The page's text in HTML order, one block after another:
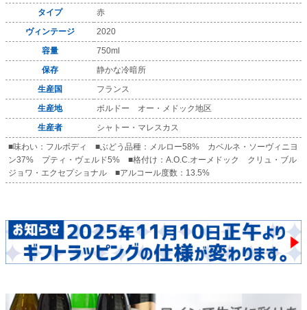
タイプ
赤
ヴィンテージ
2020
容量
750ml
保存
静かな冷暗所
生産国
フランス
生産地
ボルドー オー・メドック地区
生産者
シャトー・マレスカス
■味わい：フルボディ ■ぶどう品種：メルロー58% カベルネ・ソーヴィニヨ
ン37% プティ・ヴェルド5% ■格付け：A.O.C.オーメドック クリュ・ブル
ジョワ・エクセプショナル ■アルコール度数：13.5%